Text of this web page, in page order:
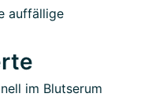
auffällige
im Blutserum